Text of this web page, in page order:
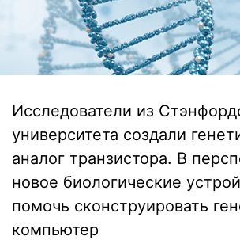
Исследователи из
университета создали
аналог транзистора. В
новое биологические
помочь сконструировать
компьютер